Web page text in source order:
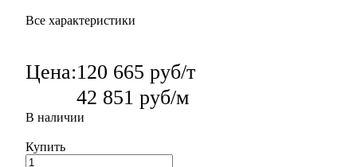
Все характеристики
Цена:120 665 руб/т
42 851 руб/м
В наличии
Купить